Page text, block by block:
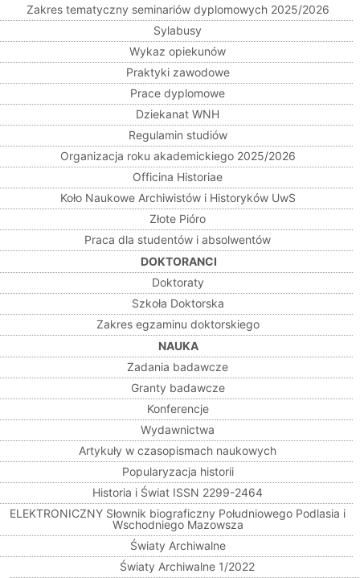
Zakres tematyczny seminariów dyplomowych 2025/2026
Sylabusy
Wykaz opiekunów
Praktyki zawodowe
Prace dyplomowe
Dziekanat WNH
Regulamin studiów
Organizacja roku akademickiego 2025/2026
Officina Historiae
Koło Naukowe Archiwistów i Historyków UwS
Złote Pióro
Praca dla studentów i absolwentów
DOKTORANCI
Doktoraty
Szkoła Doktorska
Zakres egzaminu doktorskiego
NAUKA
Zadania badawcze
Granty badawcze
Konferencje
Wydawnictwa
Artykuły w czasopismach naukowych
Popularyzacja historii
Historia i Świat ISSN 2299-2464
ELEKTRONICZNY Słownik biograficzny Południowego Podlasia i
Wschodniego Mazowsza
Światy Archiwalne
Światy Archiwalne 1/2022